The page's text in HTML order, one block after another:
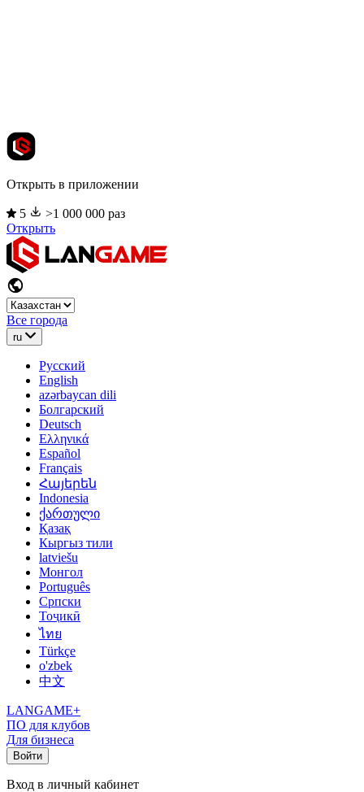
Открыть в приложении
5
>1 000 000 раз
Открыть
Все города
ru
Русский
English
azərbaycan dili
Болгарский
Deutsch
Ελληνικά
Español
Français
Հայերեն
Indonesia
ქართული
Қазақ
Кыргыз тили
latviešu
Монгол
Português
Српски
Тоҷикӣ
ไทย
Türkçe
o'zbek
中文
LANGAME+
ПО для клубов
Для бизнеса
Войти
Вход в личный кабинет